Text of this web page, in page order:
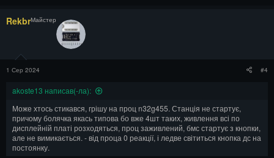
RekbrМайстер
1 Сер 2024 #4
akoste13 написав(-ла):
Може хтось стикався, грішу на проц n32g455. Станція не стартує,
причому болячка якась типова бо вже 4шт таких, живлення всі по
дисплейній платі розходяться, проц заживлений, бмс стартує з кнопки,
але не вимикається. - від проца 0 реакції, і ледве світиться кнопка дс на
постоянку.